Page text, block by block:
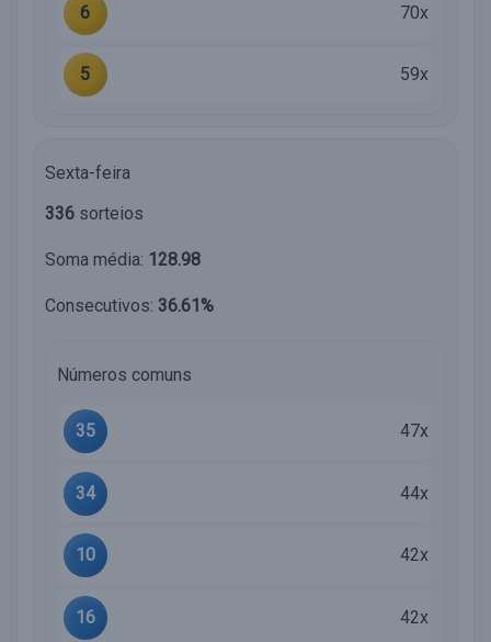
6 70x
5 59x
Sexta-feira
336 sorteios
Soma média: 128.98
Consecutivos: 36.61%
Números comuns
35 47x
34 44x
10 42x
16 42x